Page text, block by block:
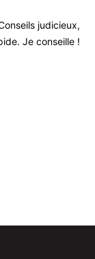
judicieux,
Je conseille !